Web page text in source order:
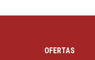
OFERTAS